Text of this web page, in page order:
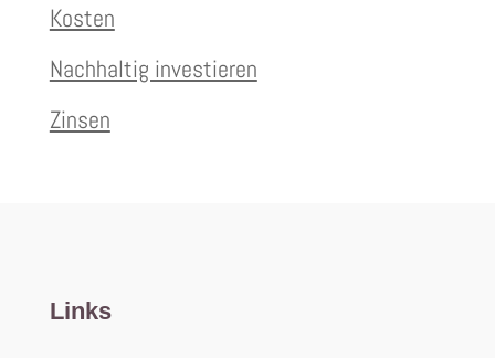
Kosten
Nachhaltig investieren
Zinsen
Links